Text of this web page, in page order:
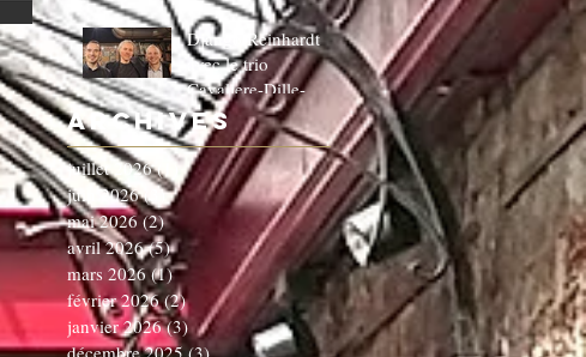
Django Reinhardt
avec le trio
Cavaliere-Dille-
Dardenne!!!!!!C'EST
COMPLET!!!!
Archives
juillet 2026 (1)1 post
juin 2026 (3)3 posts
mai 2026 (2)2 posts
avril 2026 (5)5 posts
mars 2026 (1)1 post
février 2026 (2)2 posts
janvier 2026 (3)3 posts
décembre 2025 (3)3 posts